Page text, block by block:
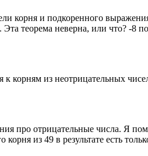
корня и подкоренного
Эта теорема неверна, или что? -8
к корням из неотрицательных
про отрицательные числа. Я
из 49 в результате есть